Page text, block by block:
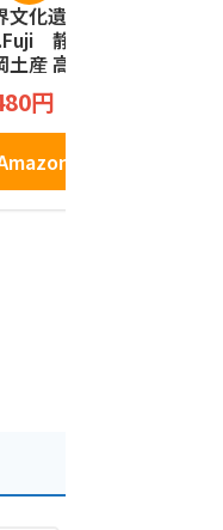
文化遺産 3776
静岡限定
土産 高速道路限
士山タルトク
ー Fujisan Tart
Chocopen t
富士山 チョコ
タルト 焼菓
個
円
で見る